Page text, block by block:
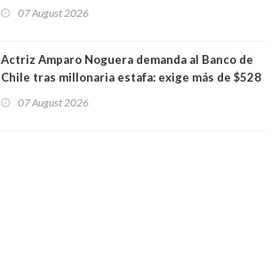
07 August 2026
Actriz Amparo Noguera demanda al Banco de
Chile tras millonaria estafa: exige más de $528
07 August 2026